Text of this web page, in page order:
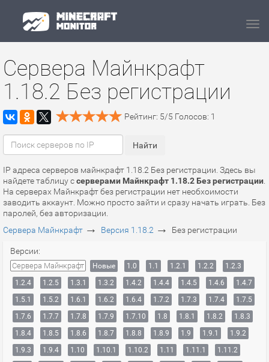
Сервера Майнкрафт
1.18.2 Без регистрации
Рейтинг: 5/5 Голосов: 1
IP адреса серверов майнкрафт 1.18.2 Без регистрации. Здесь вы
найдете таблицу ссерверами Майнкрафт 1.18.2 Без регистрации
На серверах Майнкрафт без регистрации нет необхоимости
заводить аккаунт. Можно просто зайти и сразу начать играть. Без
паролей, без авторизации.
Сервера Майнкрафт → Версия 1.18.2 → Без регистрации
Версии:
Сервера Майнкрафт Новые 1.0 1.1 1.2.1 1.2.2
1.2.3
1.2.4
1.2.5 1.3.1 1.3.2 1.4.2 1.4.4 1.4.5 1.4.6
1.4.7
1.5.1
1.5.2 1.6.1 1.6.2 1.6.4 1.7.2 1.7.3 1.7.4
1.7.5
1.7.6
1.7.7 1.7.8 1.7.9 1.7.10 1.8 1.8.1 1.8.2
1.8.3
1.8.4
1.8.5 1.8.6 1.8.7 1.8.8 1.8.9 1.9 1.9.1
1.9.2
1.9.3
1.9.4 1.10 1.10.1 1.10.2 1.11 1.11.1
1.11.2